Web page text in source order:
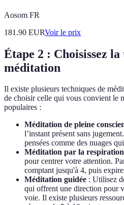
Aosom FR
181.90 EURVoir le prix
Étape 2 : Choisissez la
méditation
Il existe plusieurs techniques de
de choisir celle qui vous convient le
populaires :
Méditation de pleine
l’instant présent sans
pensées comme des nuages
Méditation par la respiration
pour centrer votre attention.
comptant jusqu'à 4, puis
Méditation guidée : Utilisez
qui offrent une direction pour
voie. Il existe plusieurs